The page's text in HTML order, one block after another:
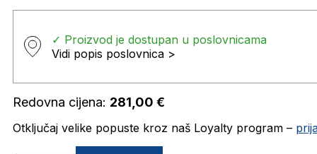
✓ Proizvod je dostupan u poslovnicama
Vidi popis poslovnica >
Redovna cijena: 281,00 €
Otključaj velike popuste kroz naš Loyalty program –